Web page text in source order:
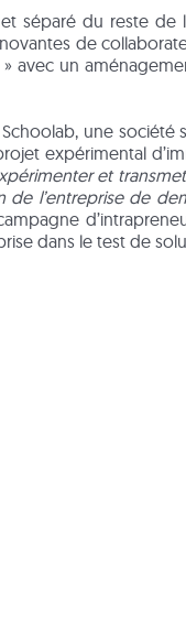
séparé du reste
de
avec un
une
expérimental
et
l’entreprise de
dans le test de